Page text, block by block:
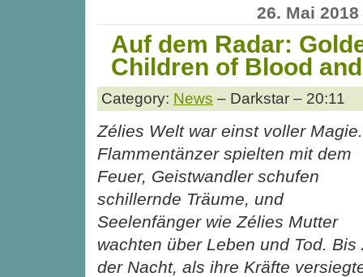
26. Mai 2018
Auf dem Radar:
Children of Blood
Category: News – Darkstar – 20:11
Zélies Welt war einst voller Magie.
Flammentänzer spielten mit dem
Feuer, Geistwandler schufen
schillernde Träume, und
Seelenfänger wie Zélies Mutter
wachten über Leben und Tod. Bis
der Nacht, als ihre Kräfte